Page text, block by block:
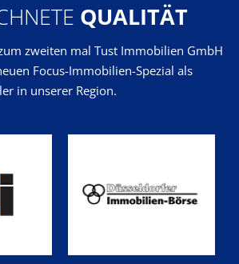
QUALITÄT
zweiten mal Tust Immobilien GmbH
Focus-Immobilien-Spezial als
in unserer Region.